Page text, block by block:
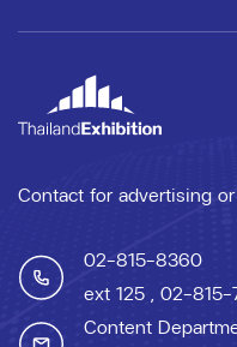
Contact for advertising
02-815-8360
ext 125 , 02-815-
Content